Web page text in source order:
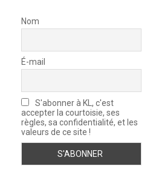
Nom
É-mail
S'abonner à KL, c'est
accepter la courtoisie, ses
règles, sa confidentialité, et les
valeurs de ce site !